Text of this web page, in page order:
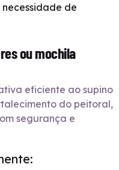
de
ou mochila
eficiente ao supino
do peitoral,
segurança e